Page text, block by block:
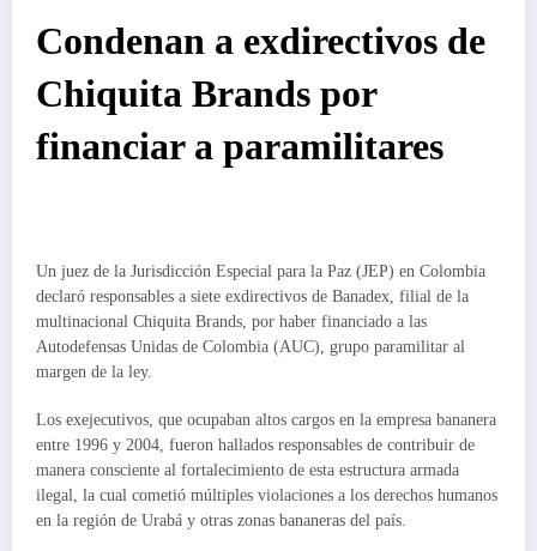
Condenan a exdirectivos de
Chiquita Brands por
financiar a paramilitares
Un juez de la Jurisdicción Especial para la Paz (JEP) en Colombia
declaró responsables a siete exdirectivos de Banadex, filial de la
multinacional Chiquita Brands, por haber financiado a las
Autodefensas Unidas de Colombia (AUC), grupo paramilitar al
margen de la ley.
Los exejecutivos, que ocupaban altos cargos en la empresa bananera
entre 1996 y 2004, fueron hallados responsables de contribuir de
manera consciente al fortalecimiento de esta estructura armada
ilegal, la cual cometió múltiples violaciones a los derechos humanos
en la región de Urabá y otras zonas bananeras del país.